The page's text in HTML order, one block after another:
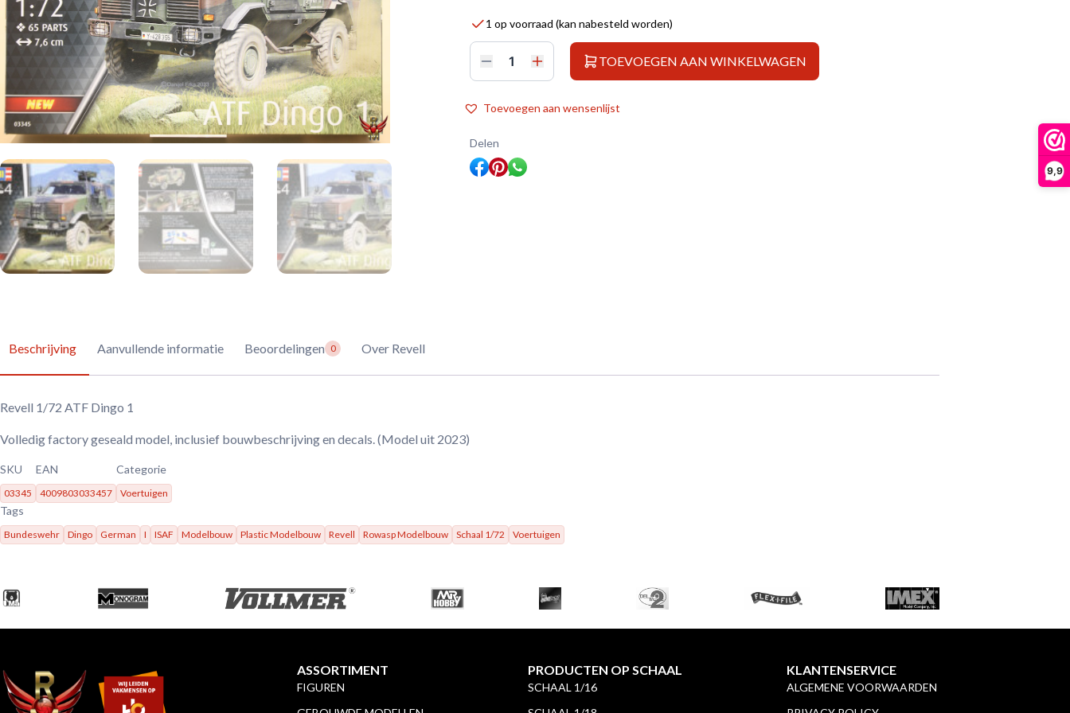
9,9
1 op voorraad (kan nabesteld worden)
Revell
1/72
Dingo
TOEVOEGEN AAN WINKELWAGEN
Toevoegen aan wensenlijst
Delen
Beschrijving Aanvullende informatie Beoordelingen 0 Over Revell
Revell 1/72 ATF Dingo 1
Volledig factory geseald model, inclusief bouwbeschrijving en decals. (Model uit 2023)
SKU
03345
EAN
4009803033457
Categorie
Voertuigen
Tags
Bundeswehr Dingo German I ISAF Modelbouw Plastic Modelbouw Revell Rowasp Modelbouw Schaal 1/72 Voertuigen
ASSORTIMENT
FIGUREN
PRODUCTEN OP SCHAAL
SCHAAL 1/16
KLANTENSERVICE
ALGEMENE VOORWAARDEN